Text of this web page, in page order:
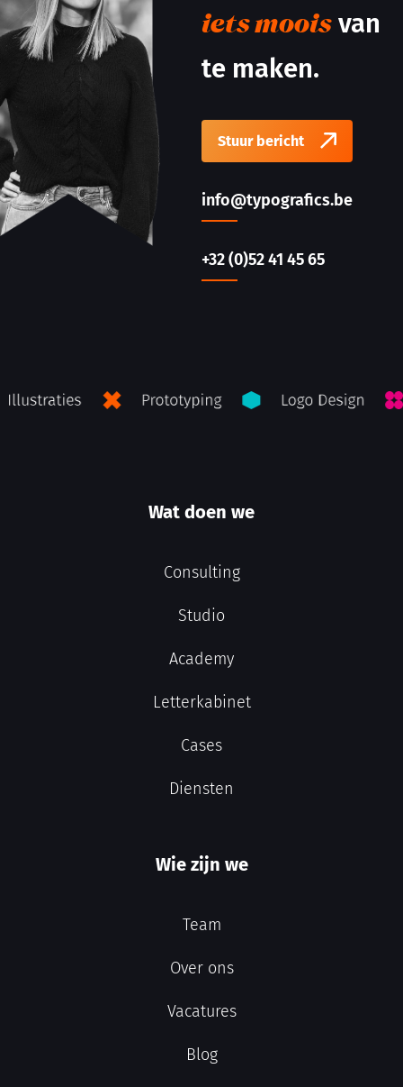
iets moois van
te maken.
Stuur bericht
info@typografics.be
+32 (0)52 41 45 65
Wat doen we
Consulting
Studio
Academy
Letterkabinet
Cases
Diensten
Wie zijn we
Team
Over ons
Vacatures
Blog